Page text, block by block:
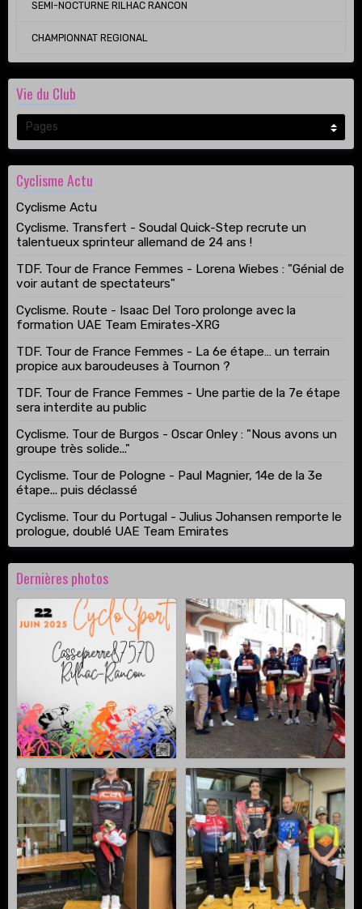
SEMI-NOCTURNE RILHAC RANCON
CHAMPIONNAT REGIONAL
Vie du Club
Cyclisme Actu
Cyclisme Actu
Cyclisme. Transfert - Soudal Quick-Step recrute un
talentueux sprinteur allemand de 24 ans !
TDF. Tour de France Femmes - Lorena Wiebes : "Génial de
voir autant de spectateurs"
Cyclisme. Route - Isaac Del Toro prolonge avec la
formation UAE Team Emirates-XRG
TDF. Tour de France Femmes - La 6e étape… un terrain
propice aux baroudeuses à Tournon ?
TDF. Tour de France Femmes - Une partie de la 7e étape
sera interdite au public
Cyclisme. Tour de Burgos - Oscar Onley : "Nous avons un
groupe très solide..."
Cyclisme. Tour de Pologne - Paul Magnier, 14e de la 3e
étape... puis déclassé
Cyclisme. Tour du Portugal - Julius Johansen remporte le
prologue, doublé UAE Team Emirates
Dernières photos